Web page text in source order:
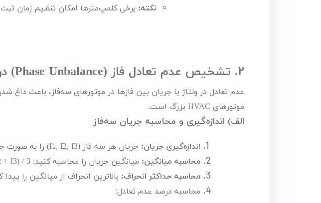
نکته: برخی کلمپ‌مترها امکان تنظیم زمان ثبت
۲. تشخیص عدم تعادل فاز (Phase Unbalance
)
عدم تعادل در ولتاژ یا جریان بین فازها در موتورهای سه‌فاز، باعث
موتورهای HVAC بزرگ است.
الف) اندازه‌گیری و محاسبه جریان سه‌فاز
اندازه‌گیری جریان: جریان هر سه فاز (I1, I2, I3) را به صورت
محاسبه میانگین: میانگین جریان را محاسبه کنید:+ I3) / 3
محاسبه حداکثر انحراف: بالاترین انحراف از میانگین را
محاسبه درصد عدم تعادل: